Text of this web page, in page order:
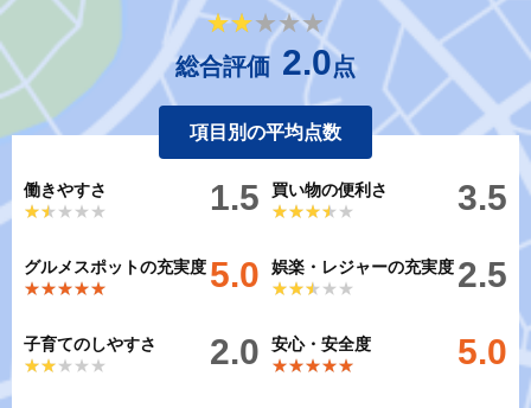
★★★★★
★★★★★
総合評価 2.0点
項目別の平均点数
働きやすさ
★★★★★
★★★★★ 1.5
買い物の便利さ
★★★★★
★★★★★ 3.5
グルメスポットの充実度
★★★★★
★★★★★ 5.0
娯楽・レジャーの充実度
★★★★★
★★★★★ 2.5
子育てのしやすさ
★★★★★
★★★★★ 2.0
安心・安全度
★★★★★
★★★★★ 5.0